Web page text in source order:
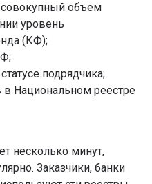
объем
уровень
(КФ);
подрядчика;
в Национальном реестре
несколько минут,
Заказчики, банки